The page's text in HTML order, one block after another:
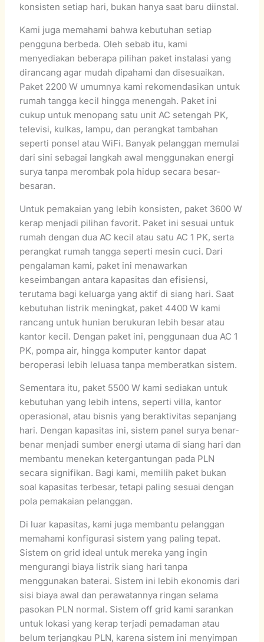
konsisten setiap hari, bukan hanya saat baru diinstal.
Kami juga memahami bahwa kebutuhan setiap
pengguna berbeda. Oleh sebab itu, kami
menyediakan beberapa pilihan paket instalasi yang
dirancang agar mudah dipahami dan disesuaikan.
Paket 2200 W umumnya kami rekomendasikan untuk
rumah tangga kecil hingga menengah. Paket ini
cukup untuk menopang satu unit AC setengah PK,
televisi, kulkas, lampu, dan perangkat tambahan
seperti ponsel atau WiFi. Banyak pelanggan memulai
dari sini sebagai langkah awal menggunakan energi
surya tanpa merombak pola hidup secara besar-
besaran.
Untuk pemakaian yang lebih konsisten, paket 3600 W
kerap menjadi pilihan favorit. Paket ini sesuai untuk
rumah dengan dua AC kecil atau satu AC 1 PK, serta
perangkat rumah tangga seperti mesin cuci. Dari
pengalaman kami, paket ini menawarkan
keseimbangan antara kapasitas dan efisiensi,
terutama bagi keluarga yang aktif di siang hari. Saat
kebutuhan listrik meningkat, paket 4400 W kami
rancang untuk hunian berukuran lebih besar atau
kantor kecil. Dengan paket ini, penggunaan dua AC 1
PK, pompa air, hingga komputer kantor dapat
beroperasi lebih leluasa tanpa memberatkan sistem.
Sementara itu, paket 5500 W kami sediakan untuk
kebutuhan yang lebih intens, seperti villa, kantor
operasional, atau bisnis yang beraktivitas sepanjang
hari. Dengan kapasitas ini, sistem panel surya benar-
benar menjadi sumber energi utama di siang hari dan
membantu menekan ketergantungan pada PLN
secara signifikan. Bagi kami, memilih paket bukan
soal kapasitas terbesar, tetapi paling sesuai dengan
pola pemakaian pelanggan.
Di luar kapasitas, kami juga membantu pelanggan
memahami konfigurasi sistem yang paling tepat.
Sistem on grid ideal untuk mereka yang ingin
mengurangi biaya listrik siang hari tanpa
menggunakan baterai. Sistem ini lebih ekonomis dari
sisi biaya awal dan perawatannya ringan selama
pasokan PLN normal. Sistem off grid kami sarankan
untuk lokasi yang kerap terjadi pemadaman atau
belum terjangkau PLN, karena sistem ini menyimpan